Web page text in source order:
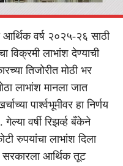
आर्थिक वर्ष २०२५-२६ साठी
विक्रमी लाभांश देण्याची
तिजोरीत मोठी भर
लाभांश मानला जात
पार्श्वभूमीवर हा निर्णय
वर्षी रिझर्व्ह बँकेने
रुपयांचा लाभांश दिला
सरकारला आर्थिक तूट